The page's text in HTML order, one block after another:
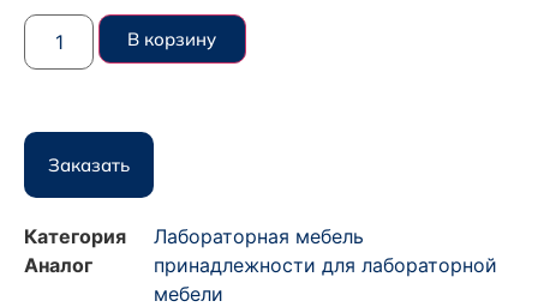
В корзину
Заказать
Категория
Лабораторная мебель
Аналог
принадлежности для лабораторной
мебели